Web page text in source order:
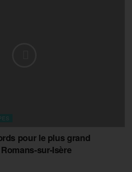
pour le plus grand
sur-Isère